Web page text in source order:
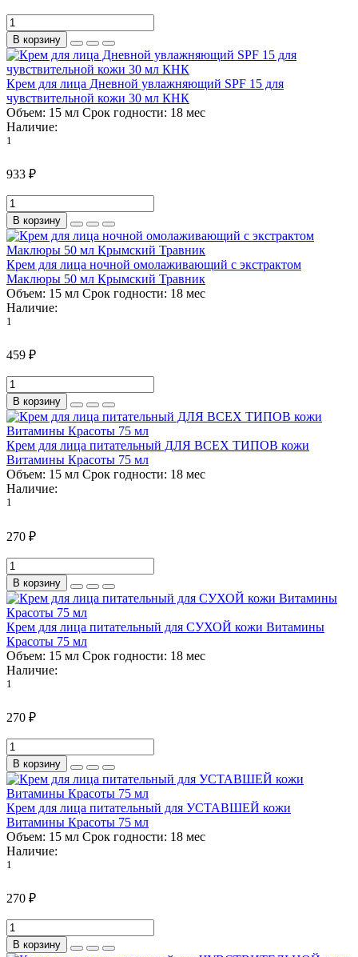
В корзину
Крем для лица Дневной увлажняющий SPF 15 для
чувствительной кожи 30 мл КНК
Объем: 15 мл Срок годности: 18 мес
Наличие:
1
933 ₽
В корзину
Крем для лица ночной омолаживающий с экстрактом
Маклюры 50 мл Крымский Травник
Объем: 15 мл Срок годности: 18 мес
Наличие:
1
459 ₽
В корзину
Крем для лица питательный ДЛЯ ВСЕХ ТИПОВ кожи
Витамины Красоты 75 мл
Объем: 15 мл Срок годности: 18 мес
Наличие:
1
270 ₽
В корзину
Крем для лица питательный для СУХОЙ кожи Витамины
Красоты 75 мл
Объем: 15 мл Срок годности: 18 мес
Наличие:
1
270 ₽
В корзину
Крем для лица питательный для УСТАВШЕЙ кожи
Витамины Красоты 75 мл
Объем: 15 мл Срок годности: 18 мес
Наличие:
1
270 ₽
В корзину